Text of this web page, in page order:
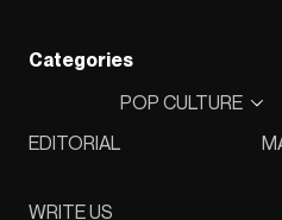
Categories
EDITORIAL
POP CULTURE
WRITE US